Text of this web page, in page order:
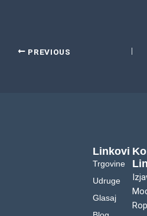
PREVIOUS
Linkovi
Trgovine
Udruge
Glasaj